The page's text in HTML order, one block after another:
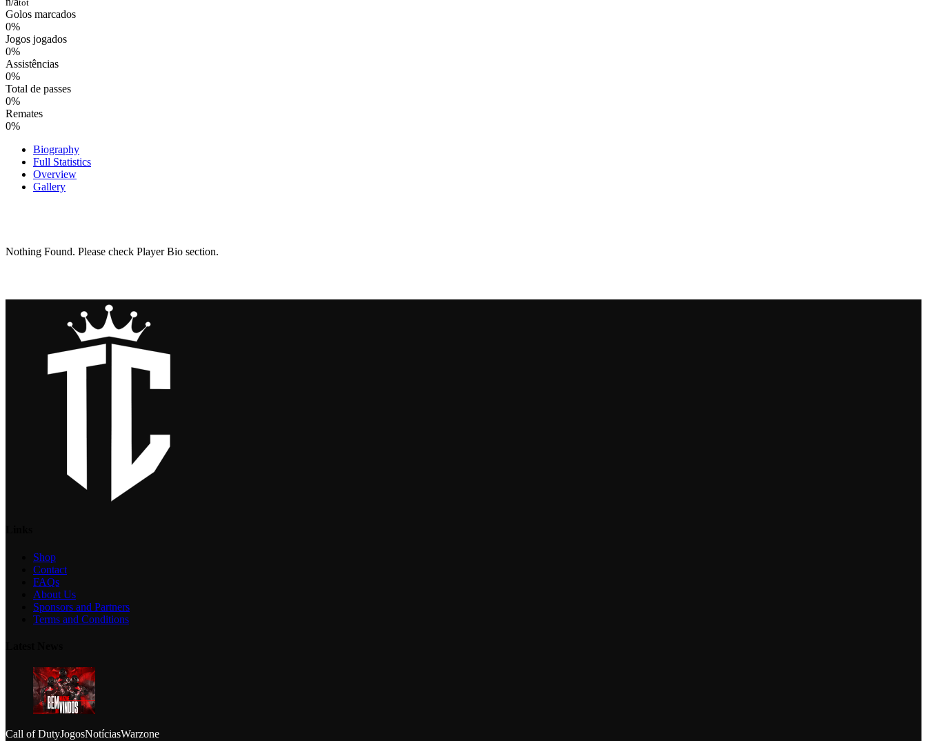
tot
Golos marcados
0%
Jogos jogados
0%
Assistências
0%
Total de passes
0%
Remates
0%
Biography
Full Statistics
Overview
Gallery
Nothing Found. Please check Player Bio section.
Shop
Contact
FAQs
About Us
Sponsors and Partners
Terms and Conditions
Call of DutyJogosNotíciasWarzone